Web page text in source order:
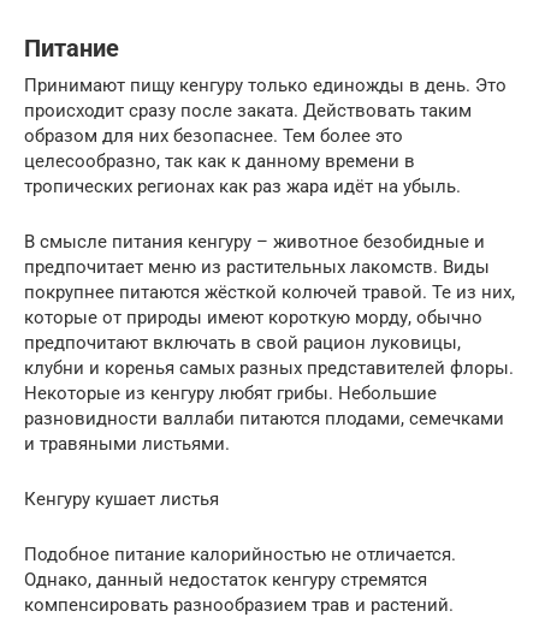
Питание
Принимают пищу кенгуру только единожды в день. Это
происходит сразу после заката. Действовать таким
образом для них безопаснее. Тем более это
целесообразно, так как к данному времени в
тропических регионах как раз жара идёт на убыль.
В смысле питания кенгуру – животное безобидные и
предпочитает меню из растительных лакомств. Виды
покрупнее питаются жёсткой колючей травой. Те из них,
которые от природы имеют короткую морду, обычно
предпочитают включать в свой рацион луковицы,
клубни и коренья самых разных представителей флоры.
Некоторые из кенгуру любят грибы. Небольшие
разновидности валлаби питаются плодами, семечками
и травяными листьями.
Кенгуру кушает листья
Подобное питание калорийностью не отличается.
Однако, данный недостаток кенгуру стремятся
компенсировать разнообразием трав и растений.